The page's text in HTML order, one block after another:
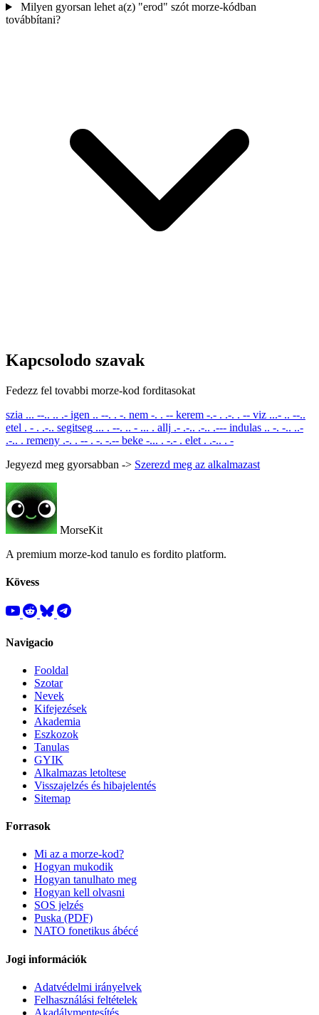
Milyen gyorsan lehet a(z) "erod" szót morze-kódban
továbbítani?
Kapcsolodo szavak
Fedezz fel tovabbi morze-kod forditasokat
szia ... --.. .. .- igen .. --. . -. nem -. . -- kerem -.- . .-. . -- viz ...- .. --..
etel . - . .-.. segitseg ... . --. .. - ... . allj .- .-.. .-.. .--- indulas .. -. -.. ..-
.-.. . remeny .-. . -- . -. -.-- beke -... . -.- . elet . .-.. . -
Jegyezd meg gyorsabban -> Szerezd meg az alkalmazast
MorseKit
A premium morze-kod tanulo es fordito platform.
Kövess
Navigacio
Fooldal
Szotar
Nevek
Kifejezések
Akademia
Eszkozok
Tanulas
GYIK
Alkalmazas letoltese
Visszajelzés és hibajelentés
Sitemap
Forrasok
Mi az a morze-kod?
Hogyan mukodik
Hogyan tanulhato meg
Hogyan kell olvasni
SOS jelzés
Puska (PDF)
NATO fonetikus ábécé
Jogi információk
Adatvédelmi irányelvek
Felhasználási feltételek
Akadálymentesítés